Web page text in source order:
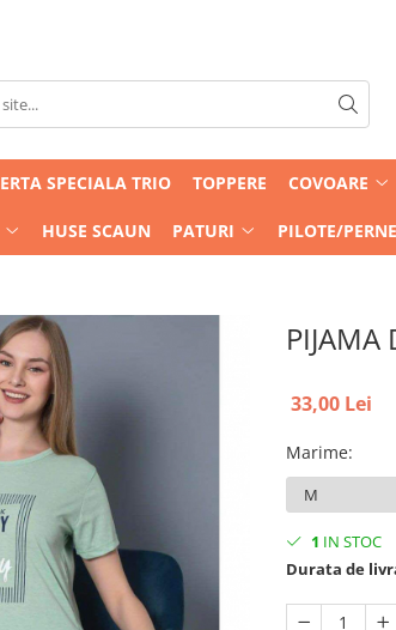
SPECIALA TRIO TOPPERE COVOARE
HUSE SCAUN PATURI PILOTE/PERNE
PIJAMA
33,00 Lei
Marime:
1 IN STOC
Durata de